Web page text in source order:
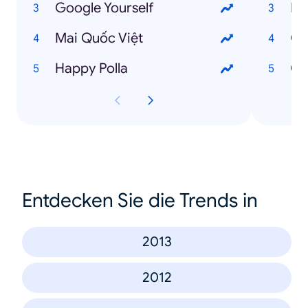
Google Yourself
Mai Quốc Việt
Happy Polla
Entdecken Sie die Trends in
2013
2012